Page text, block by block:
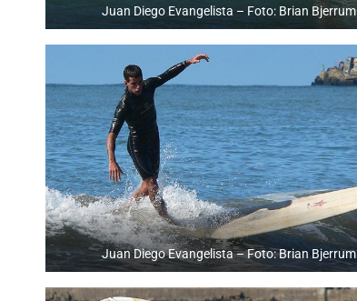
Juan Diego Evangelista – Foto: Brian Bjerrum
Juan Diego Evangelista – Foto: Brian Bjerrum